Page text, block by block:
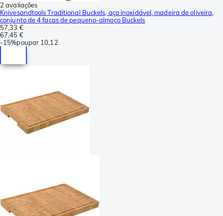
2 avaliações
Knivesandtools Traditional Buckels, aço inoxidável, madeira de oliveira,
conjunto de 4 facas de pequeno-almoço Buckels
57,33 €
67,45 €
-15%poupar 10,12